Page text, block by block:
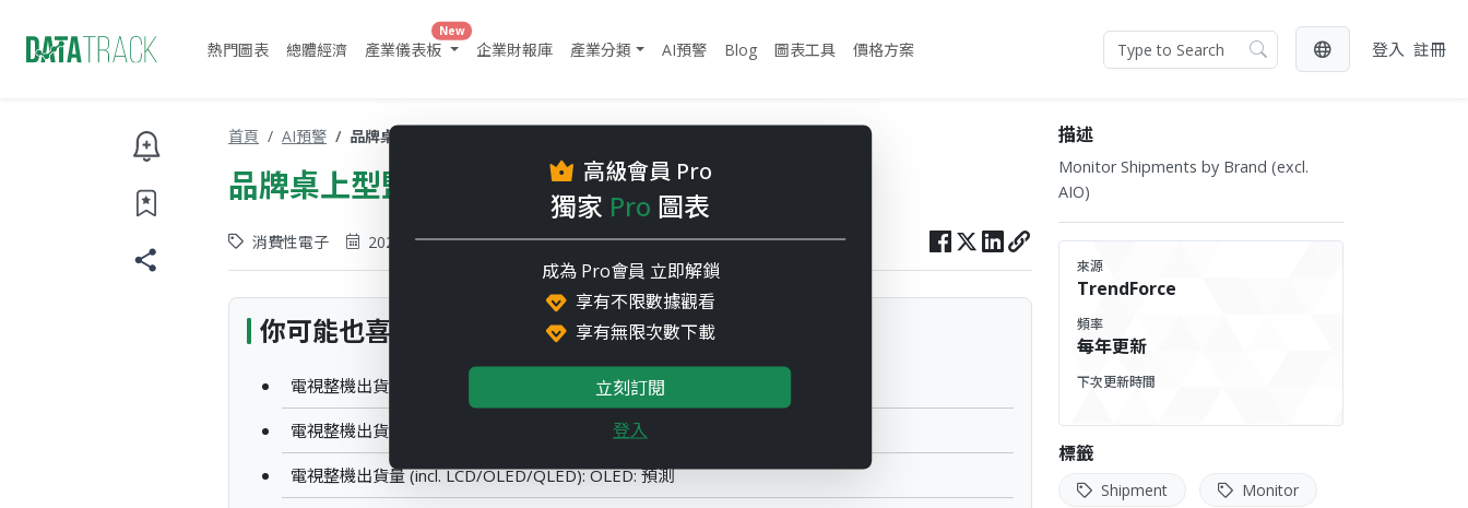
熱門圖表 總體經濟 產業儀表板
New
企業財報庫 產業分類 AI預警 Blog 圖表工具 價格方案 登入 註冊
首頁 AI預警 品牌桌上型監視器出貨量: Others: 預測
品牌桌上型監視器出貨量: Others: 預測
消費性電子 2026-05-28
高級會員 Pro
獨家 Pro 圖表
成為 Pro會員 立即解鎖
享有不限數據觀看
享有無限次數下載
立刻訂閱
登入
你可能也喜歡
電視整機出貨量 (incl. LCD/OLED/QLED): PURE LCD: 預測
電視整機出貨量 (incl. LCD/OLED/QLED): QLED: 預測
電視整機出貨量 (incl. LCD/OLED/QLED): OLED: 預測
描述
Monitor Shipments by Brand (excl.
AIO)
來源
TrendForce
頻率
每年更新
下次更新時間
標籤
Shipment Monitor